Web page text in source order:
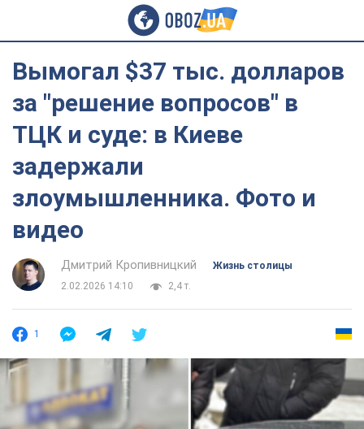
Вымогал $37 тыс. долларов
за "решение вопросов" в
ТЦК и суде: в Киеве
задержали
злоумышленника. Фото и
видео
Дмитрий Кропивницкий
Жизнь столицы
2.02.2026 14:10
2,4 т.
1